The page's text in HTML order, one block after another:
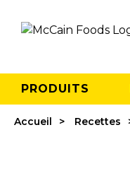
PRODUITS
Accueil Recettes